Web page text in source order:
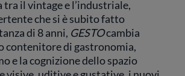
il vintage e l’industriale,
che si è subito fatto
di 8 anni, GESTOcambia
contenitore di gastronomia,
e la cognizione dello spazio